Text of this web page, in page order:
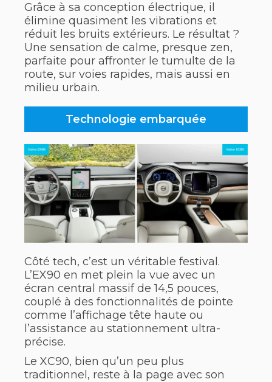
Grâce à sa conception électrique, il
élimine quasiment les vibrations et
réduit les bruits extérieurs. Le résultat ?
Une sensation de calme, presque zen,
parfaite pour affronter le tumulte de la
route, sur voies rapides, mais aussi en
milieu urbain.
Technologie embarquée
Côté tech, c’est un véritable festival.
L’EX90 en met plein la vue avec un
écran central massif de 14,5 pouces,
couplé à des fonctionnalités de pointe
comme l’affichage tête haute ou
l’assistance au stationnement ultra-
précise.
Le XC90, bien qu’un peu plus
traditionnel, reste à la page avec son